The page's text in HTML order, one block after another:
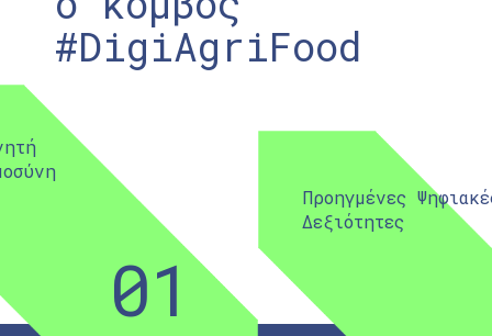
#DigiAgriFood
01
Προηγμένες
Δεξιότητες